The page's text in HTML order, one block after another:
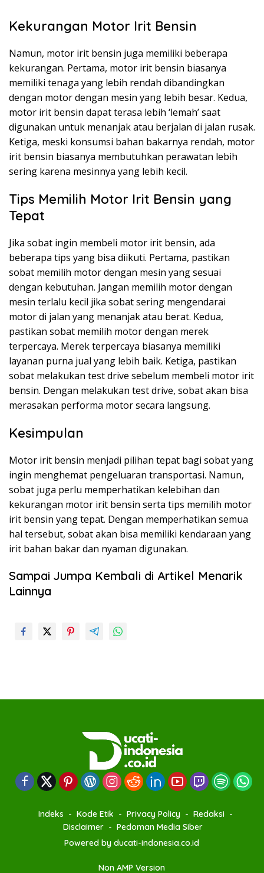
Kekurangan Motor Irit Bensin
Namun, motor irit bensin juga memiliki beberapa
kekurangan. Pertama, motor irit bensin biasanya
memiliki tenaga yang lebih rendah dibandingkan
dengan motor dengan mesin yang lebih besar. Kedua,
motor irit bensin dapat terasa lebih ‘lemah’ saat
digunakan untuk menanjak atau berjalan di jalan rusak.
Ketiga, meski konsumsi bahan bakarnya rendah, motor
irit bensin biasanya membutuhkan perawatan lebih
sering karena mesinnya yang lebih kecil.
Tips Memilih Motor Irit Bensin yang
Tepat
Jika sobat ingin membeli motor irit bensin, ada
beberapa tips yang bisa diikuti. Pertama, pastikan
sobat memilih motor dengan mesin yang sesuai
dengan kebutuhan. Jangan memilih motor dengan
mesin terlalu kecil jika sobat sering mengendarai
motor di jalan yang menanjak atau berat. Kedua,
pastikan sobat memilih motor dengan merek
terpercaya. Merek terpercaya biasanya memiliki
layanan purna jual yang lebih baik. Ketiga, pastikan
sobat melakukan test drive sebelum membeli motor irit
bensin. Dengan melakukan test drive, sobat akan bisa
merasakan performa motor secara langsung.
Kesimpulan
Motor irit bensin menjadi pilihan tepat bagi sobat yang
ingin menghemat pengeluaran transportasi. Namun,
sobat juga perlu memperhatikan kelebihan dan
kekurangan motor irit bensin serta tips memilih motor
irit bensin yang tepat. Dengan memperhatikan semua
hal tersebut, sobat akan bisa memiliki kendaraan yang
irit bahan bakar dan nyaman digunakan.
Sampai Jumpa Kembali di Artikel Menarik
Lainnya
Indeks Kode Etik Privacy Policy
Redaksi
Disclaimer
Pedoman Media Siber
Powered by ducati-indonesia.co.id
Non AMP Version